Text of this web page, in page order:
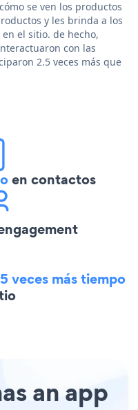
se ven los productos
y les brinda a los
el sitio. de hecho,
con las
2.5 veces más que
en contactos
veces más tiempo
an app